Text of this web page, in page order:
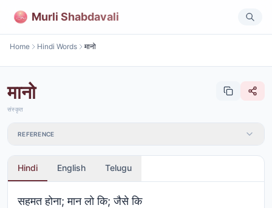
Murli Shabdavali
Home Hindi Words मानो
मानो
संस्कृत
REFERENCE
Hindi English Telugu
सहमत होना; मान लो कि; जैसे कि